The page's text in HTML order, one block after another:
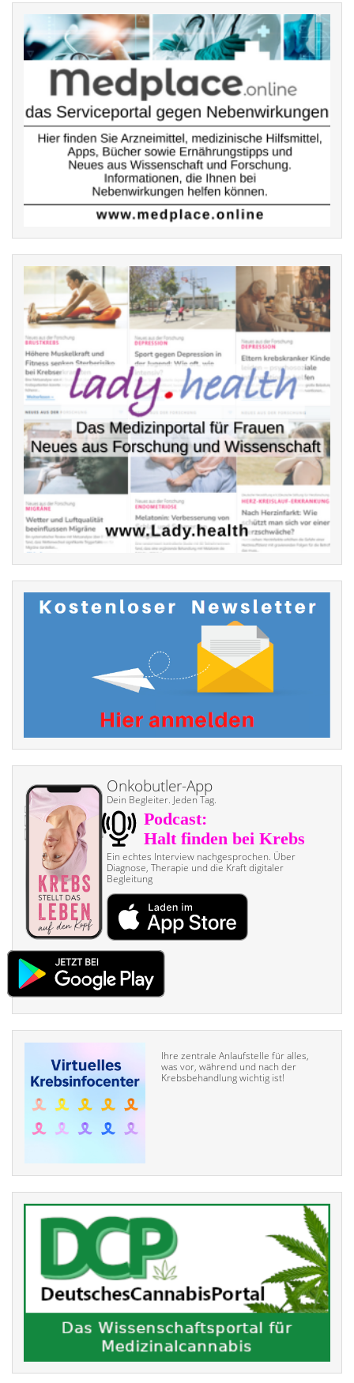
Onkobutler-App
Dein Begleiter. Jeden Tag.
Ein echtes Interview nach­gesprochen. Über
Diagnose, Therapie und die Kraft digitaler
Begleitung
Ihre zentrale Anlaufstelle für alles,
was vor, während und nach der
Krebsbehandlung wichtig ist!